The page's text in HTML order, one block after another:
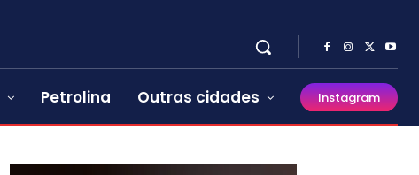
Petrolina Outras cidades Instagram